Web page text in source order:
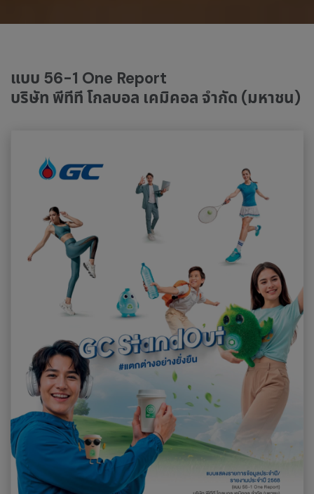
แบบ 56-1 One Report
บริษัท พีทีที โกลบอล เคมิคอล จำกัด (มหาชน)